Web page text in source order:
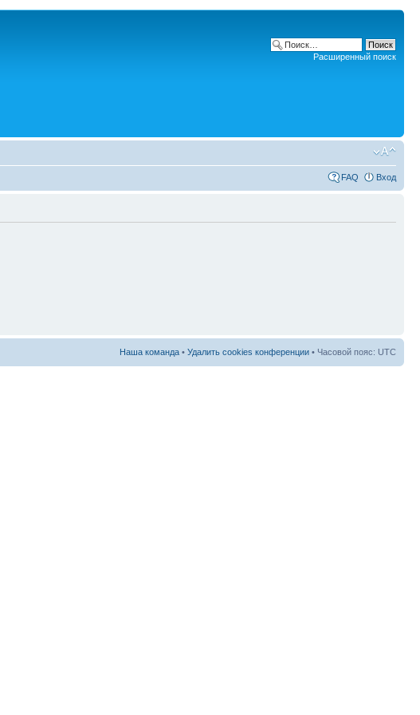
Расширенный поиск
FAQ Вход
Наша команда • Удалить cookies конференции • Часовой пояс: UTC